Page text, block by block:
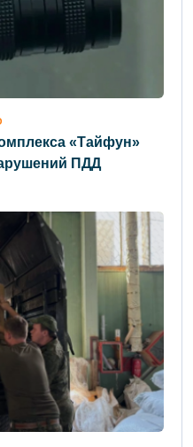
«Тайфун»
ПДД